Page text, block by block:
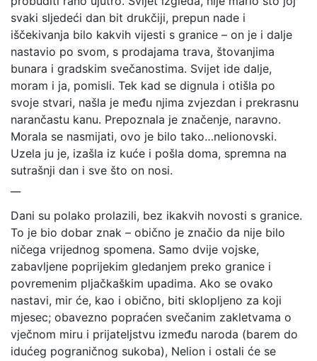
svaki sljedeći dan bit drukčiji, prepun nade i
iščekivanja bilo kakvih vijesti s granice – on je i dalje
nastavio po svom, s prodajama trava, štovanjima
bunara i gradskim svečanostima. Svijet ide dalje,
moram i ja, pomisli. Tek kad se dignula i otišla po
svoje stvari, našla je među njima zvjezdan i prekrasnu
narančastu kanu. Prepoznala je značenje, naravno.
Morala se nasmijati, ovo je bilo tako…nelionovski.
Uzela ju je, izašla iz kuće i pošla doma, spremna na
sutrašnji dan i sve što on nosi.
Dani su polako prolazili, bez ikakvih novosti s granice.
To je bio dobar znak – obično je značio da nije bilo
ničega vrijednog spomena. Samo dvije vojske,
zabavljene poprijekim gledanjem preko granice i
povremenim pljačkaškim upadima. Ako se ovako
nastavi, mir će, kao i obično, biti sklopljeno za koji
mjesec; obavezno popraćen svečanim zakletvama o
vječnom miru i prijateljstvu između naroda (barem do
idućeg pograničnog sukoba), Nelion i ostali će se